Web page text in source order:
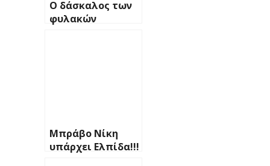
Ο δάσκαλος των
φυλακών
Μπράβο Νίκη
υπάρχει Ελπίδα!!!